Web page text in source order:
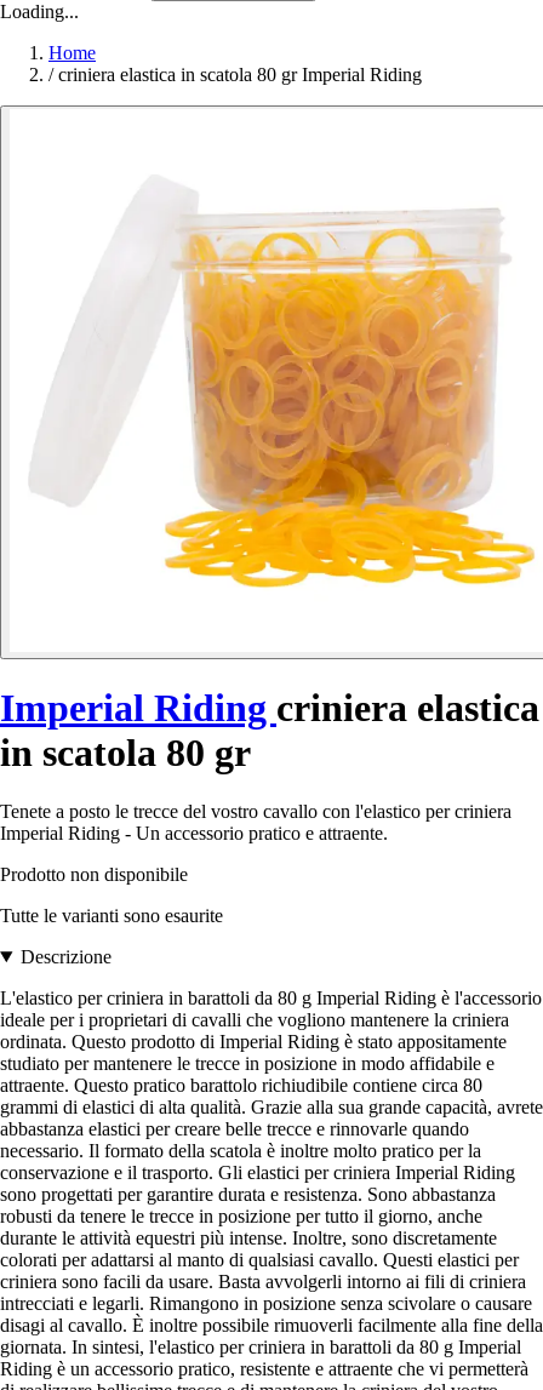
Loading...
Home
/ criniera elastica in scatola 80 gr Imperial Riding
Imperial Riding criniera elastica
in scatola 80 gr
Tenete a posto le trecce del vostro cavallo con l'elastico per criniera
Imperial Riding - Un accessorio pratico e attraente.
Prodotto non disponibile
Tutte le varianti sono esaurite
Descrizione
L'elastico per criniera in barattoli da 80 g Imperial Riding è l'accessorio
ideale per i proprietari di cavalli che vogliono mantenere la criniera
ordinata. Questo prodotto di Imperial Riding è stato appositamente
studiato per mantenere le trecce in posizione in modo affidabile e
attraente. Questo pratico barattolo richiudibile contiene circa 80
grammi di elastici di alta qualità. Grazie alla sua grande capacità, avrete
abbastanza elastici per creare belle trecce e rinnovarle quando
necessario. Il formato della scatola è inoltre molto pratico per la
conservazione e il trasporto. Gli elastici per criniera Imperial Riding
sono progettati per garantire durata e resistenza. Sono abbastanza
robusti da tenere le trecce in posizione per tutto il giorno, anche
durante le attività equestri più intense. Inoltre, sono discretamente
colorati per adattarsi al manto di qualsiasi cavallo. Questi elastici per
criniera sono facili da usare. Basta avvolgerli intorno ai fili di criniera
intrecciati e legarli. Rimangono in posizione senza scivolare o causare
disagi al cavallo. È inoltre possibile rimuoverli facilmente alla fine della
giornata. In sintesi, l'elastico per criniera in barattoli da 80 g Imperial
Riding è un accessorio pratico, resistente e attraente che vi permetterà